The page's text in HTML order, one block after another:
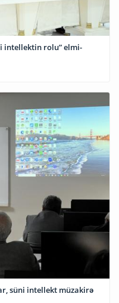
intellektin rolu” elmi-
süni intellekt müzakirə